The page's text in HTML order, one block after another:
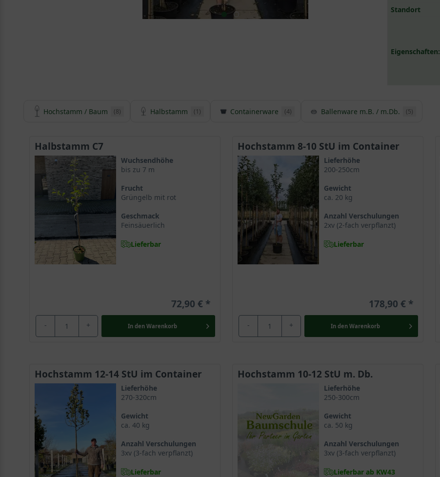
Standort
Eigenschaften:
Hochstamm / Baum
(8) Halbstamm (1) Containerware (4) Ballenware m.B. / m.Db. (5)
Halbstamm C7
Wuchsendhöhe
bis zu 7 m
Frucht
Grüngelb mit rot
Geschmack
Feinsäuerlich
Lieferbar
72,90 €
- + In den Warenkorb
Hochstamm 8-10 StU im Container
Lieferhöhe
200-250cm
Gewicht
ca. 20 kg
Anzahl Verschulungen
2xv (2-fach verpflanzt)
Lieferbar
178,90 €
- + In den Warenkorb
Hochstamm 12-14 StU im Container
Lieferhöhe
270-320cm
Gewicht
ca. 40 kg
Anzahl Verschulungen
3xv (3-fach verpflanzt)
Lieferbar
Hochstamm 10-12 StU m. Db.
Lieferhöhe
250-300cm
Gewicht
ca. 50 kg
Anzahl Verschulungen
3xv (3-fach verpflanzt)
Lieferbar ab KW43